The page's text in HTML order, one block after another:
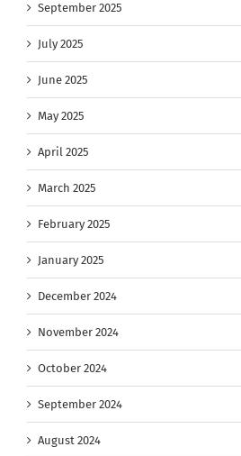
September 2025
July 2025
June 2025
May 2025
April 2025
March 2025
February 2025
January 2025
December 2024
November 2024
October 2024
September 2024
August 2024